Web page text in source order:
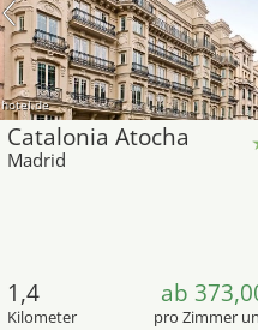
hotel.de
Catalonia Atocha
Madrid
1,4
Kilometer
ab
pro Zimmer